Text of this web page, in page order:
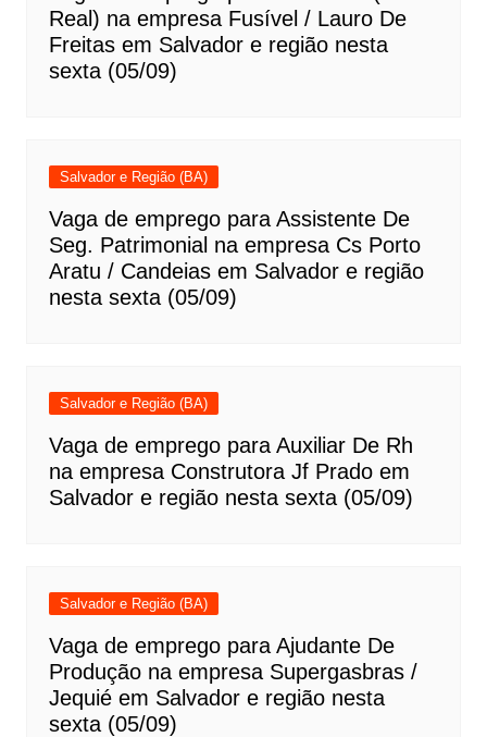
Real) na empresa Fusível / Lauro De
Freitas em Salvador e região nesta
sexta (05/09)
Salvador e Região (BA)
Vaga de emprego para Assistente De
Seg. Patrimonial na empresa Cs Porto
Aratu / Candeias em Salvador e região
nesta sexta (05/09)
Salvador e Região (BA)
Vaga de emprego para Auxiliar De Rh
na empresa Construtora Jf Prado em
Salvador e região nesta sexta (05/09)
Salvador e Região (BA)
Vaga de emprego para Ajudante De
Produção na empresa Supergasbras /
Jequié em Salvador e região nesta
sexta (05/09)